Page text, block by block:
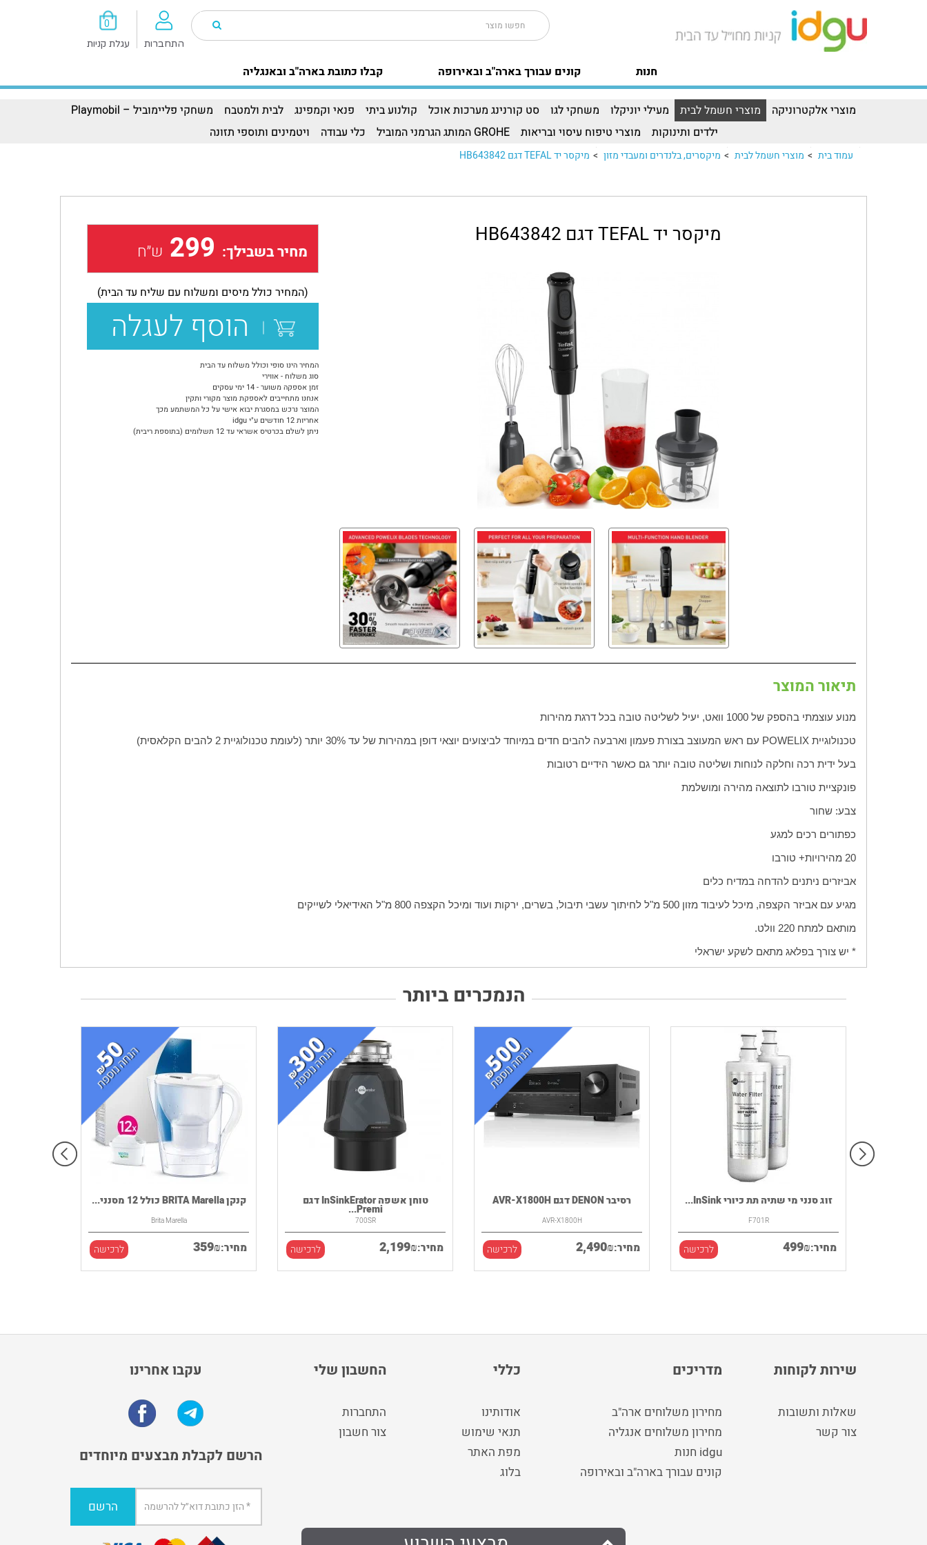
0
עגלת קניות התחברות
קבלו כתובת בארה"ב ובאנגליה קונים עבורך בארה"ב ובאירופה חנות
מוצרי אלקטרוניקה מוצרי חשמל לבית מעילי יוניקלו משחקי לגו סט קורנינג מערכות אוכל קולנוע ביתי פנאי וקמפינג לבית ולמטבח
משחקי פליימוביל – Playmobil
ילדים ותינוקות
מוצרי טיפוח עיסוי ובריאות GROHE המותג הגרמני המוביל כלי עבודה ויטמינים ותוספי תזונה
עמוד בית > מוצרי חשמל לבית > מיקסרים, בלנדרים ומעבדי מזון > מיקסר יד TEFAL דגם HB643842
מיקסר יד TEFAL דגם HB643842
מחיר בשבילך: 299 ש״ח
(המחיר כולל מיסים ומשלוח עם שליח עד הבית)
הוסף לעגלה
המחיר הינו סופי וכולל משלוח עד הבית
סוג משלוח - אווירי
זמן אספקה משוער - 14 ימי עסקים
אנחנו מתחייבים לאספקת מוצר מקורי ותקין
המוצר נרכש במסגרת יבוא אישי על כל המשתמע מכך
אחריות 12 חודשים ע"י idgu
ניתן לשלם בכרטיס אשראי עד 12 תשלומים (בתוספת ריבית)
תיאור המוצר
מנוע עוצמתי בהספק של 1000 וואט, יעיל לשליטה טובה בכל דרגת מהירות
טכנולוגיית POWELIX עם ראש המעוצב בצורת פעמון וארבעה להבים חדים במיוחד לביצועים יוצאי דופן במהירות של עד 30% יותר (לעומת טכנולוגיית 2 להבים הקלאסית)
בעל ידית רכה וחלקה לנוחות ושליטה טובה יותר גם כאשר הידיים רטובות
פונקציית טורבו לתוצאה מהירה ומושלמת
צבע: שחור
כפתורים רכים למגע
20 מהירויות
+ טורבו
אביזרים ניתנים להדחה במדיח כלים
מגיע עם אביזר הקצפה, מיכל לעיבוד מזון 500 מ"ל לחיתוך עשבי תיבול, בשרים, ירקות ועוד ומיכל הקצפה 800 מ"ל האידיאלי לשייקים
מותאם למתח 220 וולט.
* יש צורך בפלאג מתאם לשקע ישראלי
הנמכרים ביותר
קנקן BRITA Marella כולל 12 מסנני...
Brita Marella
מחיר: 359₪ לרכישה
טוחן אשפה InSinkErator דגם
Premi...
700SR
מחיר: 2,199₪ לרכישה
רסיבר DENON דגם AVR-X1800H
AVR-X1800H
מחיר: 2,490₪ לרכישה
זוג סנני מי שתיה תת כיורי InSink...
F701R
מחיר: 499₪ לרכישה
עקבו אחרינו
הרשם לקבלת מבצעים מיוחדים
הרשם
החשבון שלי
התחברות
צור חשבון
כללי
אודותינו
תנאי שימוש
מפת האתר
בלוג
מדריכים
מחירון משלוחים ארה"ב
מחירון משלוחים אנגליה
idgu חנות
קונים עבורך בארה"ב ובאירופה
שירות לקוחות
שאלות ותשובות
צור קשר